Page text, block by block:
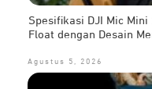
Spesifikasi DJI Mic
Float dengan Desain
Agustus 5, 2026